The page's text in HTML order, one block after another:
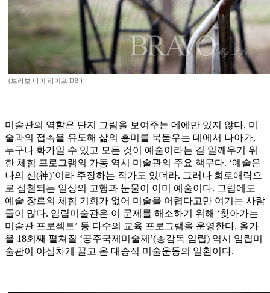
(브라보 마이 라이프 DB )
미술관의 역할은 단지 그림을 보여주는 데에만 있지 않다. 미
술과의 접촉을 유도해 삶의 흥미를 북돋우는 데에서 나아가,
누구나 화가일 수 있고 모든 것이 예술이라는 걸 일깨우기 위
한 체험 프로그램의 가동 역시 미술관의 주요 책무다. ‘예술은
나의 신(神)’이라 주장하는 작가도 있더라. 그러나 희로애락으
로 점철되는 일상의 고행과 눈물이 이미 예술이다. 그럼에도
예술 장르의 체험 기회가 없어 미술을 어렵다고만 여기는 사람
들이 많다. 임립미술관은 이 문제를 해소하기 위해 ‘찾아가는
미술관 프로젝트’ 등 다수의 교육 프로그램을 운영한다. 올가
을 18회째 펼쳐질 ‘공주국제미술제’(총감독 임립) 역시 임립미
술관이 야심차게 끌고 온 대승적 미술운동의 일환이다.